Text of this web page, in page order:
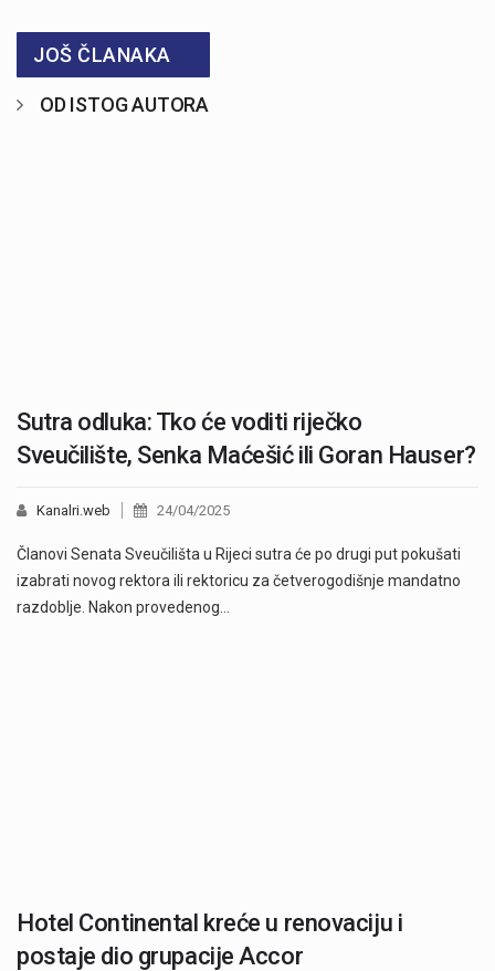
JOŠ ČLANAKA
OD ISTOG AUTORA
Sutra odluka: Tko će voditi riječko
Sveučilište, Senka Maćešić ili Goran Hauser?
Kanalri.web 24/04/2025
Članovi Senata Sveučilišta u Rijeci sutra će po drugi put pokušati
izabrati novog rektora ili rektoricu za četverogodišnje mandatno
razdoblje. Nakon provedenog…
Hotel Continental kreće u renovaciju i
postaje dio grupacije Accor